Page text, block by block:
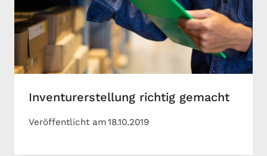
Inventurerstellung richtig gemacht
Veröffentlicht am18.10.2019